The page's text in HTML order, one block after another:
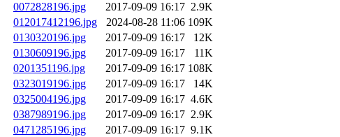
0072828196.jpg
2017-09-09 16:17 2.9K
012017412196.jpg
2024-08-28 11:06 109K
0130320196.jpg
2017-09-09 16:17
12K
0130609196.jpg
2017-09-09 16:17
11K
0201351196.jpg
2017-09-09 16:17 108K
0323019196.jpg
2017-09-09 16:17
14K
0325004196.jpg
2017-09-09 16:17 4.6K
0387989196.jpg
2017-09-09 16:17 2.9K
0471285196.jpg
2017-09-09 16:17 9.1K